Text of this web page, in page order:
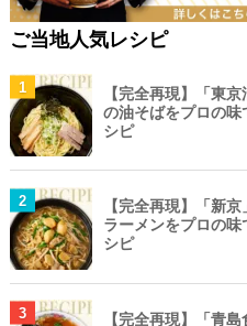
ご当地人気レシピ